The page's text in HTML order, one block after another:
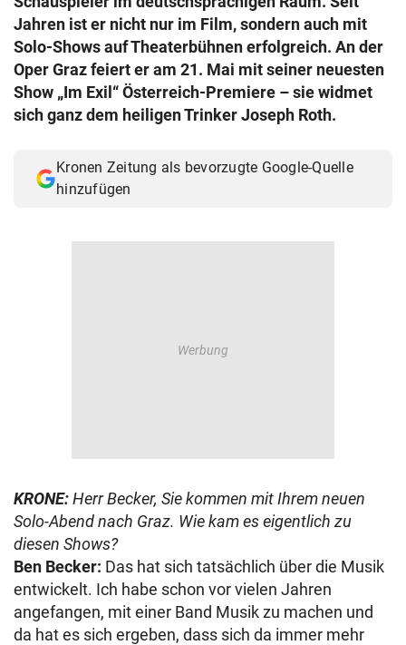
© Krone Multimedia GmbH & Co KG 2026
Muthgasse 2, 1190 Wien
Jahren ist er nicht nur im Film, sondern auch mit
Solo-Shows auf Theaterbühnen erfolgreich. An der
Oper Graz feiert er am 21. Mai mit seiner neuesten
Show „Im Exil“ Österreich-Premiere – sie widmet
sich ganz dem heiligen Trinker Joseph Roth.
Kronen Zeitung als bevorzugte Google-Quelle
hinzufügen
KRONE:Herr Becker, Sie kommen mit Ihrem neuen
Solo-Abend nach Graz. Wie kam es eigentlich zu
diesen Shows?
Ben Becker: Das hat sich tatsächlich über die Musik
entwickelt. Ich habe schon vor vielen Jahren
angefangen, mit einer Band Musik zu machen und
da hat es sich ergeben, dass sich da immer mehr